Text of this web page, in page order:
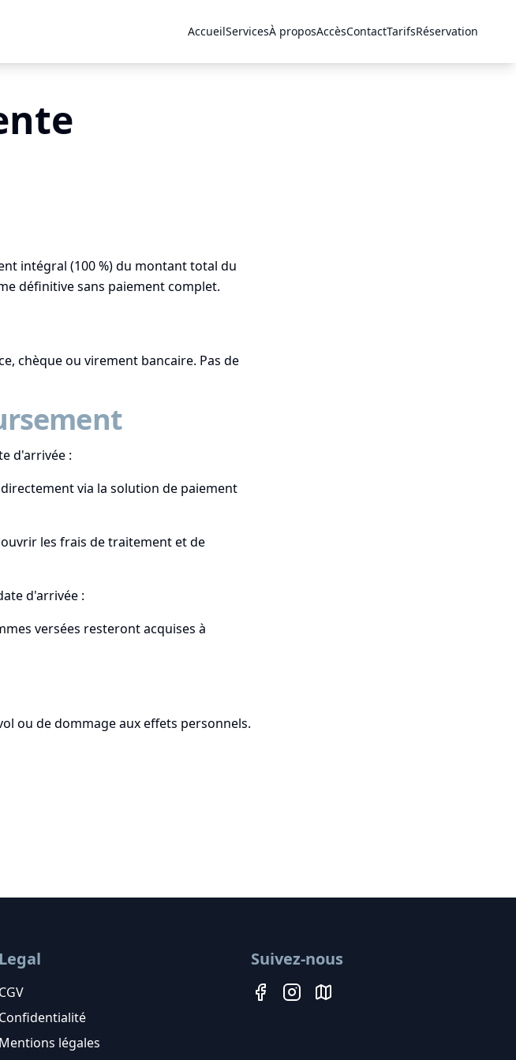
AccueilServicesÀ proposAccèsContactTarifsRéservation
intégral (100 %) du montant total du
définitive sans paiement complet.
chèque ou virement bancaire. Pas de
d'arrivée :
via la solution de paiement
les frais de traitement et de
d'arrivée :
versées resteront acquises à
ou de dommage aux effets personnels.
Legal
CGV
Confidentialité
Mentions légales
Suivez-nous